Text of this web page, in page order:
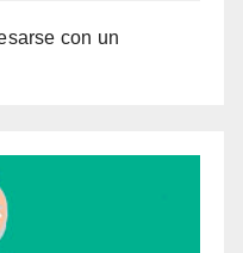
con un